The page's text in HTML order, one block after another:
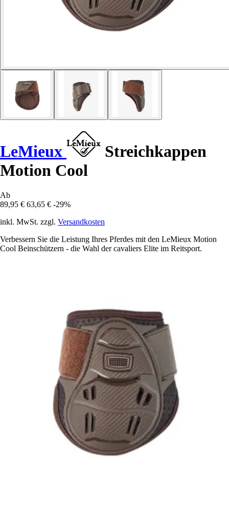
LeMieux
Streichkappen
Motion Cool
Ab
89,95 € 63,65 € -29%
inkl. MwSt. zzgl. Versandkosten
Verbessern Sie die Leistung Ihres Pferdes mit den LeMieux Motion
Cool Beinschützern - die Wahl der cavaliers Elite im Reitsport.